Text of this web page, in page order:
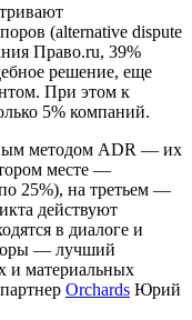
(alternative dispute
Право.ru, 39%
решение, еще
При этом к
5% компаний.
методом ADR — их
месте —
25%), на третьем —
действуют
в диалоге и
— лучший
и материальных
Orchards Юрий